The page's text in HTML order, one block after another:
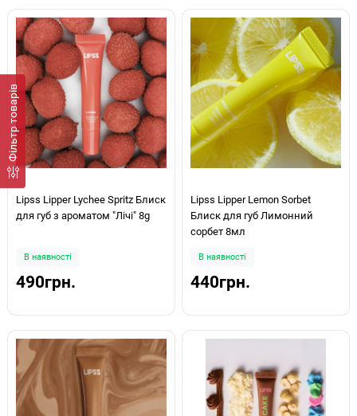
Фiльтр товарів
Lipss Lipper Lychee Spritz Блиск
для губ з ароматом "Лічі" 8g
В наявності
490грн.
Lipss Lipper Lemon Sorbet
Блиск для губ Лимонний
сорбет 8мл
В наявності
440грн.